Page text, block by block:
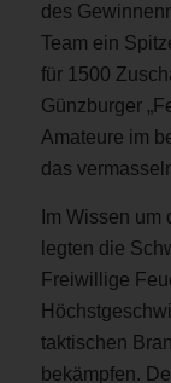
des
Team ein
für 1500
Günzburger
Amateure im
das
Im Wissen
legten die
Freiwillige
taktischen
bekämpfen.